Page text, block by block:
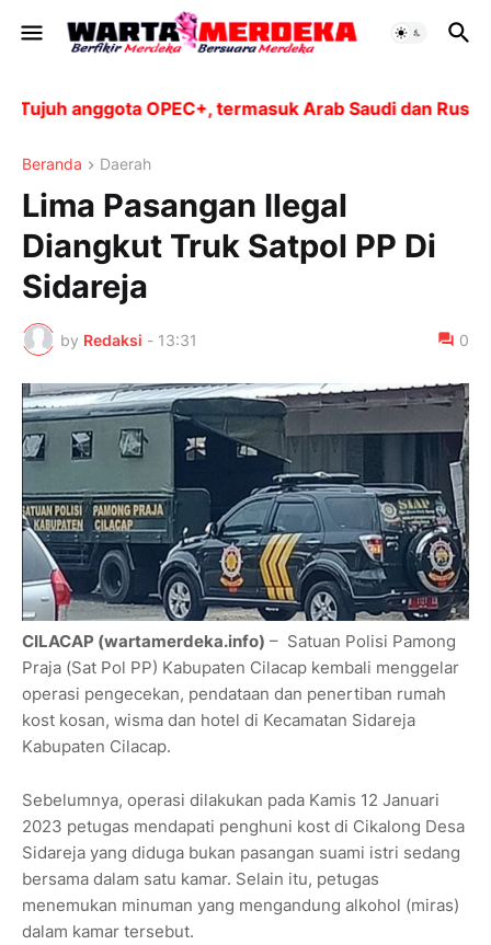
anggota OPEC+, termasuk Arab Saudi dan Rusia,
Beranda Daerah
Lima Pasangan Ilegal
Diangkut Truk Satpol PP Di
Sidareja
by Redaksi - 13:31 0
CILACAP (wartamerdeka.info) – Satuan Polisi Pamong
Praja (Sat Pol PP) Kabupaten Cilacap kembali menggelar
operasi pengecekan, pendataan dan penertiban rumah
kost kosan, wisma dan hotel di Kecamatan Sidareja
Kabupaten Cilacap.
Sebelumnya, operasi dilakukan pada Kamis 12 Januari
2023 petugas mendapati penghuni kost di Cikalong Desa
Sidareja yang diduga bukan pasangan suami istri sedang
bersama dalam satu kamar. Selain itu, petugas
menemukan minuman yang mengandung alkohol (miras)
dalam kamar tersebut.